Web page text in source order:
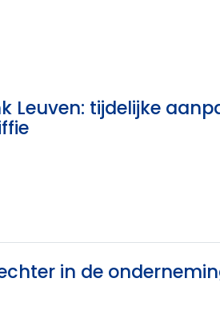
Leuven: tijdelijke
in de